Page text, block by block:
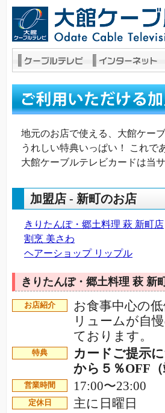
地元のお店で使える、大館ケー
うれしい特典いっぱい！ これで
大館ケーブルテレビカードは当
加盟店 - 新町のお店
きりたんぽ・郷土料理 萩 新町店
割烹 美さわ
ヘアーショップ リップル
きりたんぽ・郷土料理 萩 新
お店紹介
お食事中心の
リュームが自
ております。
特典
カードご提示
から５％OFF
営業時間 17:00〜23:00
定休日 主に日曜日